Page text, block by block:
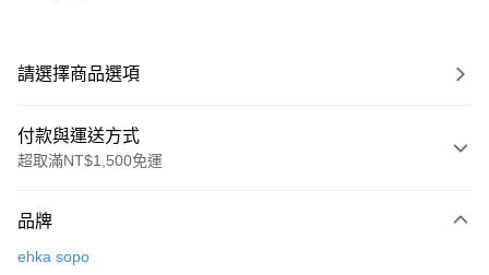
請選擇商品選項
付款與運送方式
超取滿NT$1,500免運
信用卡一次付款
品牌
ehka sopo